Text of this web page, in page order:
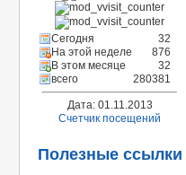
Сегодня
32
На этой неделе
876
В этом месяце
32
всего
280381
Дата: 01.11.2013
Счетчик посещений
Полезные ссылки